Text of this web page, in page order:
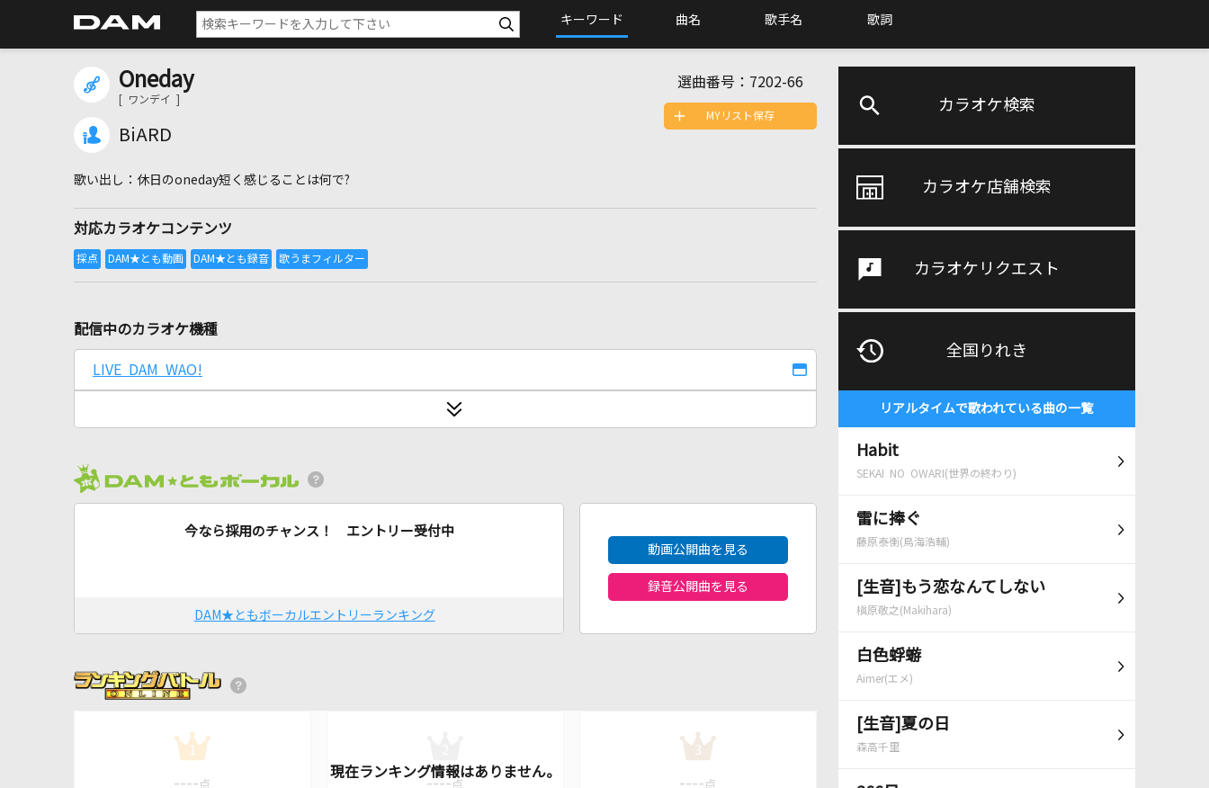
キーワード 曲名 歌手名 歌詞
カラオケ検索
カラオケ店舗検索
カラオケリクエスト
全国りれき
リアルタイムで歌われている曲の一覧
Habit
SEKAI NO OWARI(世界の終わり)
雷に捧ぐ
藤原泰衡(鳥海浩輔)
[生音]もう恋なんてしない
槇原敬之(Makihara)
白色蜉蝣
Aimer(エメ)
[生音]夏の日
森高千里
Oneday
[ ワンデイ ]
BiARD
選曲番号： 7202-66
休日のoneday短く感じることは何で?
対応カラオケコンテンツ
MYリスト保存
配信中のカラオケ機種
LIVE DAM WAO!
今なら採用のチャンス！ エントリー受付中
DAM★ともボーカルエントリーランキング
動画公開曲を見る
録音公開曲を見る
1
---- 点
---- 点
3
---- 点